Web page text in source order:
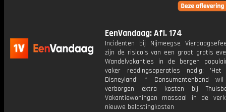
EenVandaag: Afl. 174
Incidenten bij Nijmeegse
zijn de risico's van een groot gratis
Wandelvakanties in de bergen
vaker reddingsoperaties nodig:
Disneyland' * Consumentenbond
verborgen extra kosten bij
Vakantiewoningen massaal in de
nieuwe belastingkosten